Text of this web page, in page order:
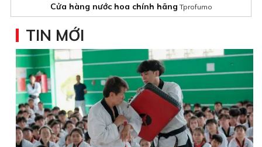
Cửa hàng nước hoa chính hãng Tprofumo
TIN MỚI